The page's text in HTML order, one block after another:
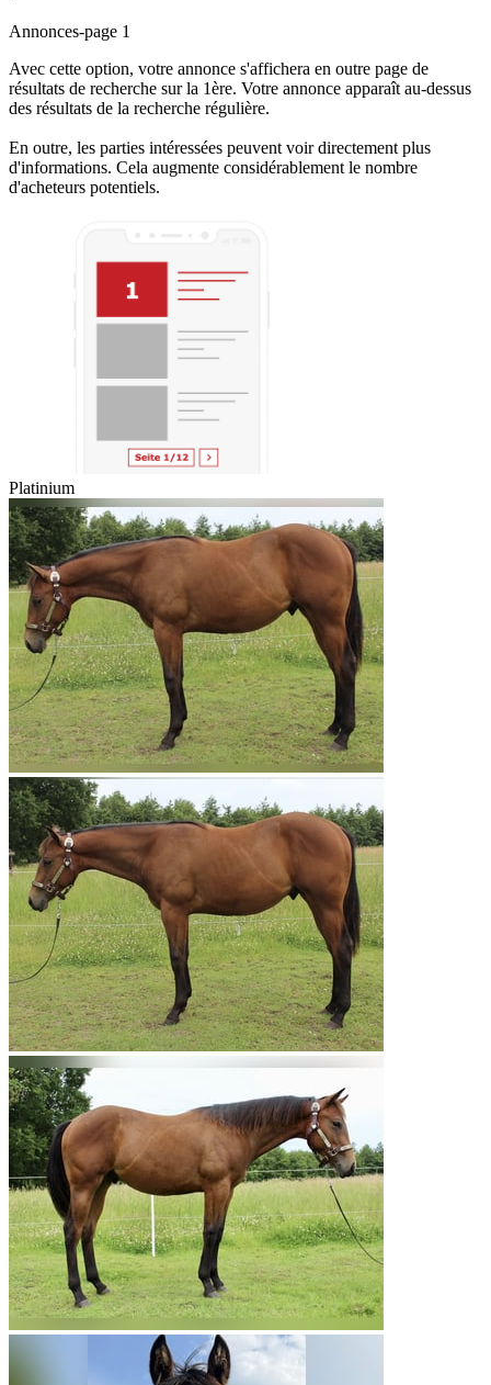
Annonces-page 1
Avec cette option, votre annonce s'affichera en outre page de
résultats de recherche sur la 1ère. Votre annonce apparaît au-dessus
des résultats de la recherche régulière.
En outre, les parties intéressées peuvent voir directement plus
d'informations. Cela augmente considérablement le nombre
d'acheteurs potentiels.
Platinium